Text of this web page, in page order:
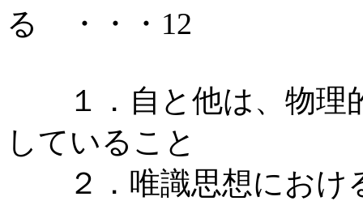
る ・・・12
１．自と他は、物理
していること
２．唯識思想におけ